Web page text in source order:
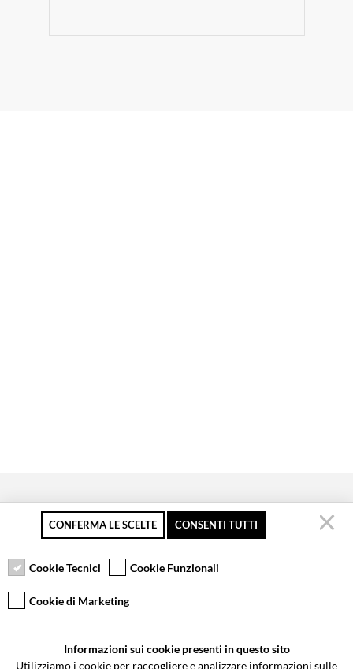
Secure payment
Free returns up to 30
Customer service
Via Galileo Galilei 5 | Verano Brianza (MB) 20843 | ITALY
CONFERMA LE SCELTE CONSENTI TUTTI
Cookie Tecnici Cookie Funzionali
Cookie di Marketing
Informazioni sui cookie presenti in questo sito
Utilizziamo i cookie per raccogliere e analizzare informazioni sulle